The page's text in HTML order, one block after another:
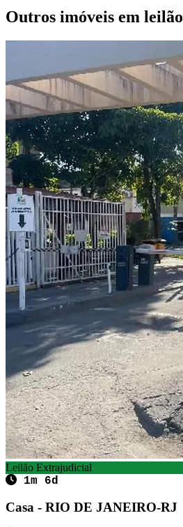
Outros imóveis em leilão
Leilão Extrajudicial
1m 6d
Casa - RIO DE JANEIRO-RJ